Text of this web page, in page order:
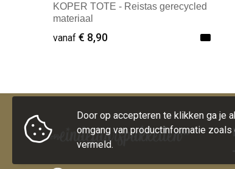
KOPER TOTE - Reistas gerecycled
materiaal
vanaf € 8,90
Door op accepteren te klikken ga je
omgang van productinformatie
vermeld.